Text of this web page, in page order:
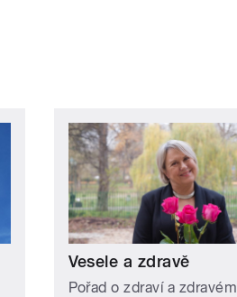
Vesele a zdravě
Pořad o zdraví a zdravém